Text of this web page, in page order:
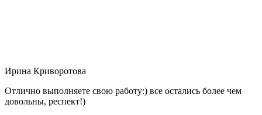
Ирина Криворотова
Отлично выполняете свою работу:) все остались более чем
довольны, респект!)